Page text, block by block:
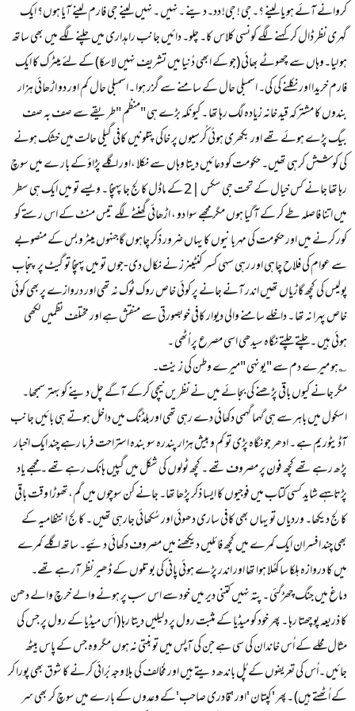
کروانے آئے ہو یا لینے ؟۔جی ! جی! دد۔دینے ۔نہیں ۔نہیں لینے جی فارم لینے آیا ہوں؟ ایک
گہری نظر ڈال کر کہنے لگے کونسی کلاس کا۔ چلو۔ دائیں جانب راہداری میں چلنے لگے میں بھی ساتھ
ہو لیا۔وہاں سے چھوٹے بھائی (جو کے ابھی دُنیا میں تشریف نہیں لاسکا) کے لئے میٹرک کا ایک
فارم خریدا اور نکلنے کی کی۔ اسمبلی حال کے سامنے سے گزر ہوا ۔اسمبلی حال کم اور دو اڑھائی ہزار
بندوں کا مشترکہ قید خانہ زیادہ لگ رہا تھا ۔ کیونکہ بڑے ہی "منظم "طریقے سے صف بہ صف
بیگ پڑے ہوئے تھے اور بکھری ہوئی کُرسیوں پر خاکی پتلونیں کافی گیلی حالت میں خشک ہونے
کی کوشش کرہی تھیں۔ حکومت کو دعائیں دیتا وہاں سے نکلا ،اور اگلے پڑاؤ کے بار ے میں سوچ
رہا تھا جانے کس خیال کے تحت جی سکس |2 کے ماڈل کالج جا پہنچا ۔ ویسے تو میں ایک ہی سطر
میں اتنا فاصلہ طے کر کے آگیا ہوں مگر مجھے سوا دو ، اڑھائی گھنٹے لگے تیس منٹ کے اس رستے کو
کور کرنے میں اور حکومت کی مہربانیوں کا یہاں ضرور ذکر چاہوں گاجنہوں میٹرو بس کے منصوبے
سے عوام کی فلاح چاہی اور رہی سہی کسر کنٹینرز نے نکال دی-جوں تو میں پہنچا تو گیٹ پر پنجاب
پولیس کی کچھ گاڑیاں تھیں اندر آنے جانے پر کوئی خاص روک ٹوک نہ تھی اور دروازے پربھی کوئی
خاص پہرا نہ تھا ۔ داخلے سامنے والی دیوار کافی خوبصورتی سے منقش ہے اور مختلف نظمیں لکھی
ہوئی ہیں ۔چلتے چلتے نگاہ سیدھی اسی مصرع پر اُٹھی ۔
؎ہو میرے دم سے "یونہی"میرے وطن کی زینت۔
مگر جانے کیوں باقی پڑھنے کی بجائے میں نے نظریں نیچی کرکے آگے چل دینے کو بہتر سمجھا۔
اسکول میں باہر سے ہی گہما گہمی دکھائی دے رہی تھی اوربلڈنگ میں داخل ہوتے ہی بائیں جانب
آڈیٹوریم ہے ۔ ادھر جو نگاہ پڑی تو کم و بیش ہزار پندرہ سو بندہ استراحت فرما رہے چند ایک اخبار
پڑھ رہے تھے کچھ فون پر مصروف تھے ۔ کچھ ٹولوں کی شکل میں گپیں ہانک رہے تھے ۔ مجھے یاد
پڑتاہہے شاید کسی کتاب میں فوجیوں کا ایسا ذکر پڑھا تھا۔ جانے کن سوچوں میں گم،تھوڑا وقت باقی
کالج دیکھا۔ وردیاں تو یہاں بھی کافی ساری دھوئی اور سُکھائی جارہی تھیں ۔ کالج انتظامیہ کے
بھی چند افسران ایک کمرے میں کچھ فائلیں دیکھنے میں مصروف دکھائی دئیے۔ ساتھ اگلے کمرے
میں کا دروازہ ہلکا سا کھُلا ہوا تھا اور اندر پڑے ہوئی پانی کی بوتلوں کے ڈھیر نظر آرہے تھے۔
دماغ میں جنگ چھڑگئی ۔ پتہ نہیں کتنی دیر میں خود سے اس سب پر ہونے والے خرچ والے دھن
کا ذریعہ پوچھتا رہا ۔ پھر خود کو میڈیا کے مثبت رول پر دلیلیں دیتا رہا ( اُس میڈیا کے رول پر جس کی
مثال محلے کے اُس خاندان کی سی ہے جن کی آپس میں تو بنتی نہ ہوں مگر وہ جس کے پاس بیٹھ
جائیں ۔اُس کی تعریفوں کے پُل باندھ دیتے ہیں اور مُخالف کی بلا وجہ بُرائی کرنے کا شوق بھی پورا کر
کے اُٹھتے ہیں) ۔پھر 'کپتان 'اور 'قادری صاحب'کے وعدوں کے بارے میں سوچ کر بھی سر